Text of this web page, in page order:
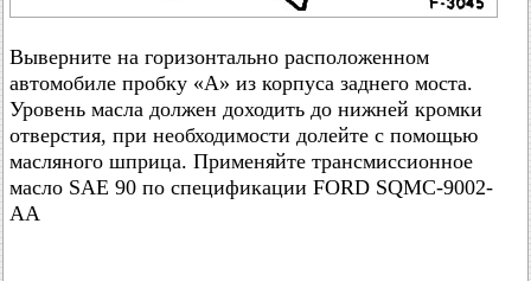
Выверните на горизонтально расположенном
автомобиле пробку «А» из корпуса заднего моста.
Уровень масла должен доходить до нижней кромки
отверстия, при необходимости долейте с помощью
масляного шприца. Применяйте трансмиссионное
масло SAE 90 по спецификации FORD SQMC-9002-
AA